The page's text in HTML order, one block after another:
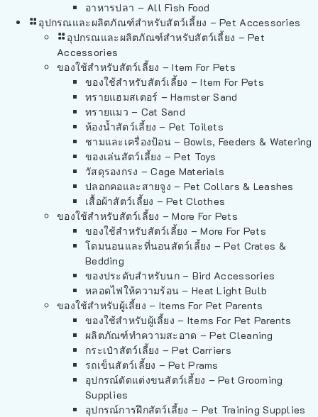
อาหารปลา – All Fish Food
อุปกรณและผลิตภัณฑ์สำหรับสัตว์เลี้ยง – Pet Accessories
อุปกรณและผลิตภัณฑ์สำหรับสัตว์เลี้ยง – Pet
Accessories
ของใช้สำหรับสัตว์เลี้ยง – Item For Pets
ของใช้สำหรับสัตว์เลี้ยง – Item For Pets
ทรายแฮมสเตอร์ – Hamster Sand
ทรายแมว – Cat Sand
ห้องน้ำสัตว์เลี้ยง – Pet Toilets
ชามและเครื่องป้อน – Bowls, Feeders & Watering
ของเล่นสัตว์เลี้ยง – Pet Toys
วัสดุรองกรง – Cage Materials
ปลอกคอและสายจูง – Pet Collars & Leashes
เสื้อผ้าสัตว์เลี้ยง – Pet Clothes
ของใช้สำหรับสัตว์เลี้ยง – More For Pets
ของใช้สำหรับสัตว์เลี้ยง – More For Pets
โดมนอนและที่นอนสัตว์เลี้ยง – Pet Crates &
Bedding
ของประดับสำหรับนก – Bird Accessories
หลอดไฟให้ความร้อน – Heat Light Bulb
ของใช้สำหรับผู้เลี้ยง – Items For Pet Parents
ของใช้สำหรับผู้เลี้ยง – Items For Pet Parents
ผลิตภัณฑ์ทำความสะอาด – Pet Cleaning
กระเป๋าสัตว์เลี้ยง – Pet Carriers
รถเข็นสัตว์เลี้ยง – Pet Prams
อุปกรณ์ตัดแต่งขนสัตว์เลี้ยง – Pet Grooming
Supplies
อุปกรณ์การฝึกสัตว์เลี้ยง – Pet Training Supplies